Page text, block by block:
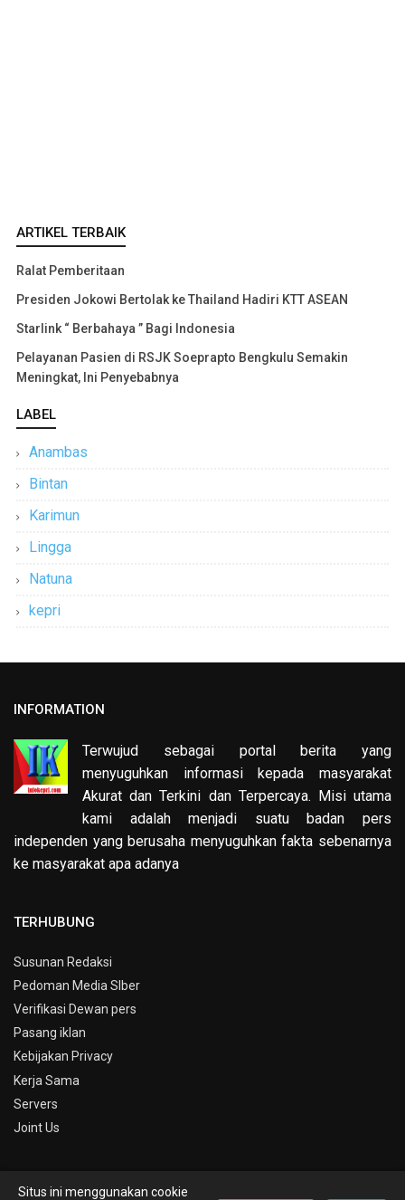
ARTIKEL TERBAIK
Ralat Pemberitaan
Presiden Jokowi Bertolak ke Thailand Hadiri KTT ASEAN
Starlink “ Berbahaya ” Bagi Indonesia
Pelayanan Pasien di RSJK Soeprapto Bengkulu Semakin
Meningkat, Ini Penyebabnya
LABEL
Anambas
Bintan
Karimun
Lingga
Natuna
kepri
INFORMATION
Terwujud sebagai portal berita yang
menyuguhkan informasi kepada masyarakat
Akurat dan Terkini dan Terpercaya. Misi utama
kami adalah menjadi suatu badan pers
independen yang berusaha menyuguhkan fakta sebenarnya
ke masyarakat apa adanya
TERHUBUNG
Susunan Redaksi
Pedoman Media SIber
Verifikasi Dewan pers
Pasang iklan
Kebijakan Privacy
Kerja Sama
Servers
Joint Us
Situs ini menggunakan cookie